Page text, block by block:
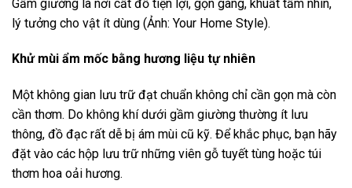
Gầm giường là nơi cất đồ tiện lợi, gọn gàng, khuất tầm nhìn,
lý tưởng cho vật ít dùng (Ảnh: Your Home Style).
Khử mùi ẩm mốc bằng hương liệu tự nhiên
Một không gian lưu trữ đạt chuẩn không chỉ cần gọn mà còn
cần thơm. Do không khí dưới gầm giường thường ít lưu
thông, đồ đạc rất dễ bị ám mùi cũ kỹ. Để khắc phục, bạn hãy
đặt vào các hộp lưu trữ những viên gỗ tuyết tùng hoặc túi
thơm hoa oải hương.